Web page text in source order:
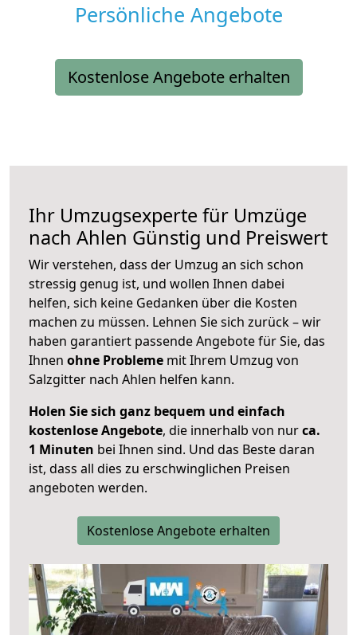
Persönliche Angebote
Kostenlose Angebote erhalten
Ihr Umzugsexperte für Umzüge
nach Ahlen Günstig und Preiswert
Wir verstehen, dass der Umzug an sich schon
stressig genug ist, und wollen Ihnen dabei
helfen, sich keine Gedanken über die Kosten
machen zu müssen. Lehnen Sie sich zurück – wir
haben garantiert passende Angebote für Sie, das
Ihnen ohne Probleme mit Ihrem Umzug von
Salzgitter nach Ahlen helfen kann.
Holen Sie sich ganz bequem und einfach
kostenlose Angebote, die innerhalb von nurca.
1 Minuten bei Ihnen sind. Und das Beste daran
ist, dass all dies zu erschwinglichen Preisen
angeboten werden.
Kostenlose Angebote erhalten